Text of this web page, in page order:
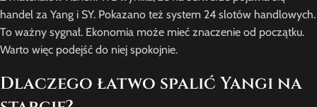
handel za Yang i SY. Pokazano też system 24 slotów handlowych.
To ważny sygnał. Ekonomia może mieć znaczenie od początku.
Warto więc podejść do niej spokojnie.
Dlaczego łatwo spalić Yangi na